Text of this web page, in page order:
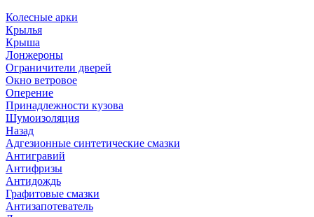
Колесные арки
Крылья
Крыша
Лонжероны
Ограничители дверей
Окно ветровое
Оперение
Принадлежности кузова
Шумоизоляция
Назад
Адгезионные синтетические смазки
Антигравий
Антифризы
Антидождь
Графитовые смазки
Антизапотеватель